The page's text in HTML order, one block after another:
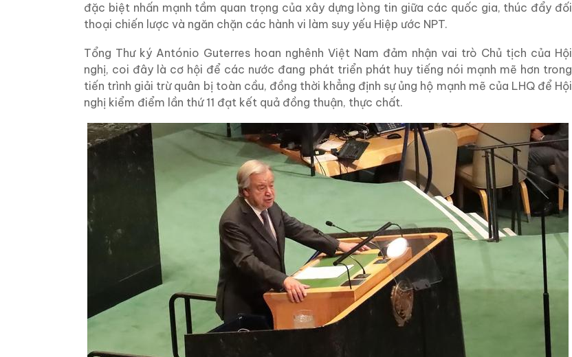
đặc biệt nhấn mạnh tầm quan trọng của xây dựng lòng tin giữa các quốc gia, thúc đẩy đối
thoại chiến lược và ngăn chặn các hành vi làm suy yếu Hiệp ước NPT.
Tổng Thư ký António Guterres hoan nghênh Việt Nam đảm nhận vai trò Chủ tịch của Hội
nghị, coi đây là cơ hội để các nước đang phát triển phát huy tiếng nói mạnh mẽ hơn trong
tiến trình giải trừ quân bị toàn cầu, đồng thời khẳng định sự ủng hộ mạnh mẽ của LHQ để Hội
nghị kiểm điểm lần thứ 11 đạt kết quả đồng thuận, thực chất.